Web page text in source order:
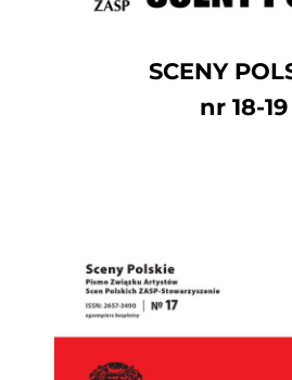
SCENY
nr 18-19